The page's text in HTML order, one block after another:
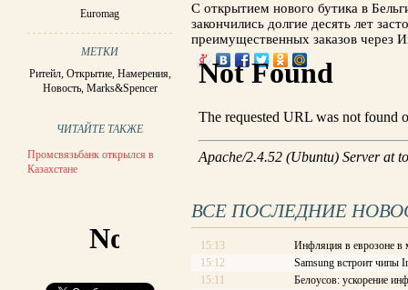
Euromag
МЕТКИ
Ритейл, Открытие, Намерения,
Новость, Marks&Spencer
ЧИТАЙТЕ ТАКЖЕ
Промсвязьбанк открылся в
Казахстане
С открытием нового бутика в
закончились долгие десять лет
преимущественных заказов через
ВСЕ ПОСЛЕДНИЕ
15:13
Инфляция в еврозоне в
15:12
Samsung встроит чипы
15:11
Белоусов: ускорение